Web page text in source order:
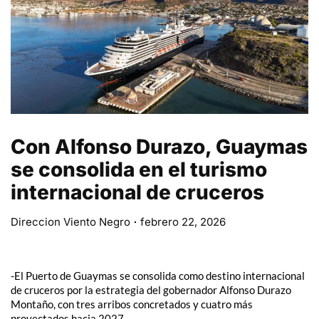
Con Alfonso Durazo, Guaymas
se consolida en el turismo
internacional de cruceros
Direccion Viento Negro febrero 22, 2026
-El Puerto de Guaymas se consolida como destino internacional
de cruceros por la estrategia del gobernador Alfonso Durazo
Montaño, con tres arribos concretados y cuatro más